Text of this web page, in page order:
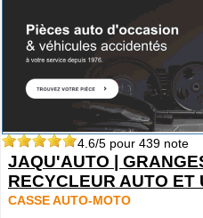
4.6/5 pour 439 note
JAQU'AUTO |
RECYCLEUR AUTO ET
CASSE AUTO-MOTO